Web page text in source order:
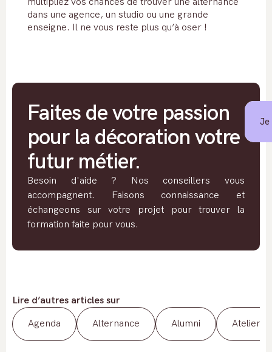
dans une agence, un studio ou une grande
enseigne. Il ne vous reste plus qu’à oser !
Faites de votre passion
pour la décoration votre
futur métier.
Besoin d'aide ? Nos conseillers vous
accompagnent. Faisons connaissance et
échangeons sur votre projet pour trouver la
formation faite pour vous.
Je
Lire d’autres articles sur
Agenda
Alternance Alumni Atelier